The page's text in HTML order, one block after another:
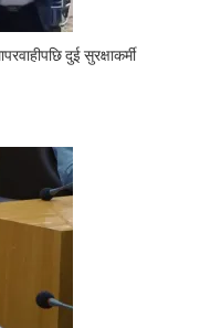
दुई सुरक्षाकर्मी